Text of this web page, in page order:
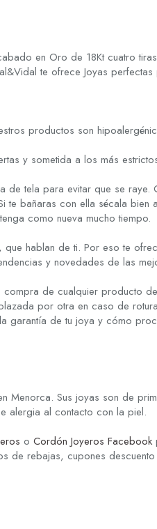
en Oro de 18Kt cuatro
te ofrece Joyas perfectas
productos son
y sometida a los más
de tela para evitar que se raye.
te bañaras con ella sécala bien
como nueva mucho tiempo.
hablan de ti. Por eso te
y novedades de las
de cualquier producto
por otra en caso de
garantía de tu joya y cómo
Menorca. Sus joyas son de
alergia al contacto con la piel.
o Cordón Joyeros Facebook
de rebajas, cupones